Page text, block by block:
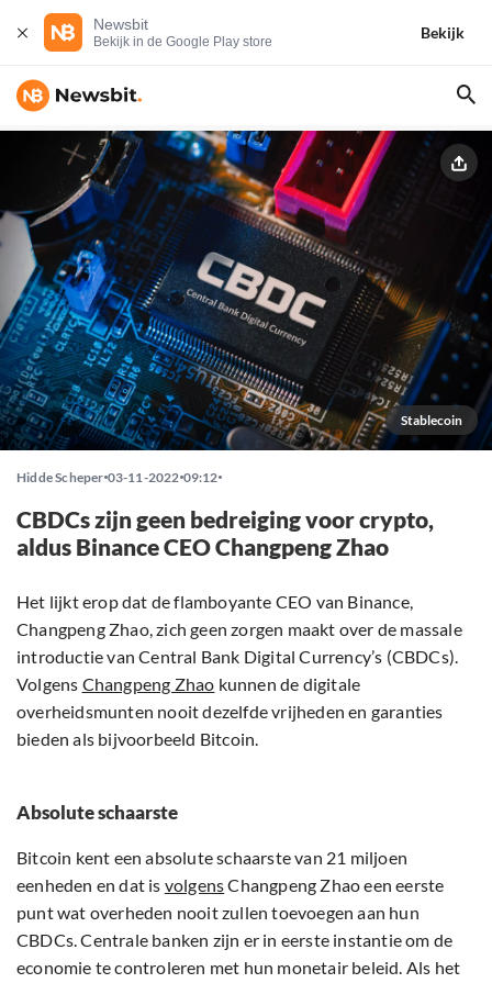
Newsbit
Bekijk in de Google Play store
Bekijk
Stablecoin
Hidde Scheper 03-11-2022 09:12
CBDCs zijn geen bedreiging voor crypto,
aldus Binance CEO Changpeng Zhao
Het lijkt erop dat de flamboyante CEO van Binance,
Changpeng Zhao, zich geen zorgen maakt over de massale
introductie van Central Bank Digital Currency’s (CBDCs).
Volgens Changpeng Zhao kunnen de digitale
overheidsmunten nooit dezelfde vrijheden en garanties
bieden als bijvoorbeeld Bitcoin.
Absolute schaarste
Bitcoin kent een absolute schaarste van 21 miljoen
eenheden en dat is volgensChangpeng Zhao een eerste
punt wat overheden nooit zullen toevoegen aan hun
CBDCs. Centrale banken zijn er in eerste instantie om de
economie te controleren met hun monetair beleid. Als het